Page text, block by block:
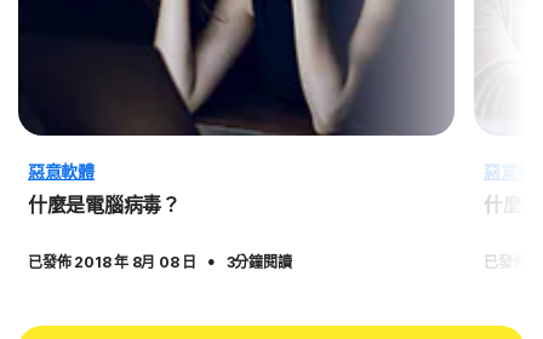
惡意軟體
什麼是電腦病毒？
已發佈 2018 年 8月 08 日 · 3分鐘閱讀
惡意軟
什麼
已發佈